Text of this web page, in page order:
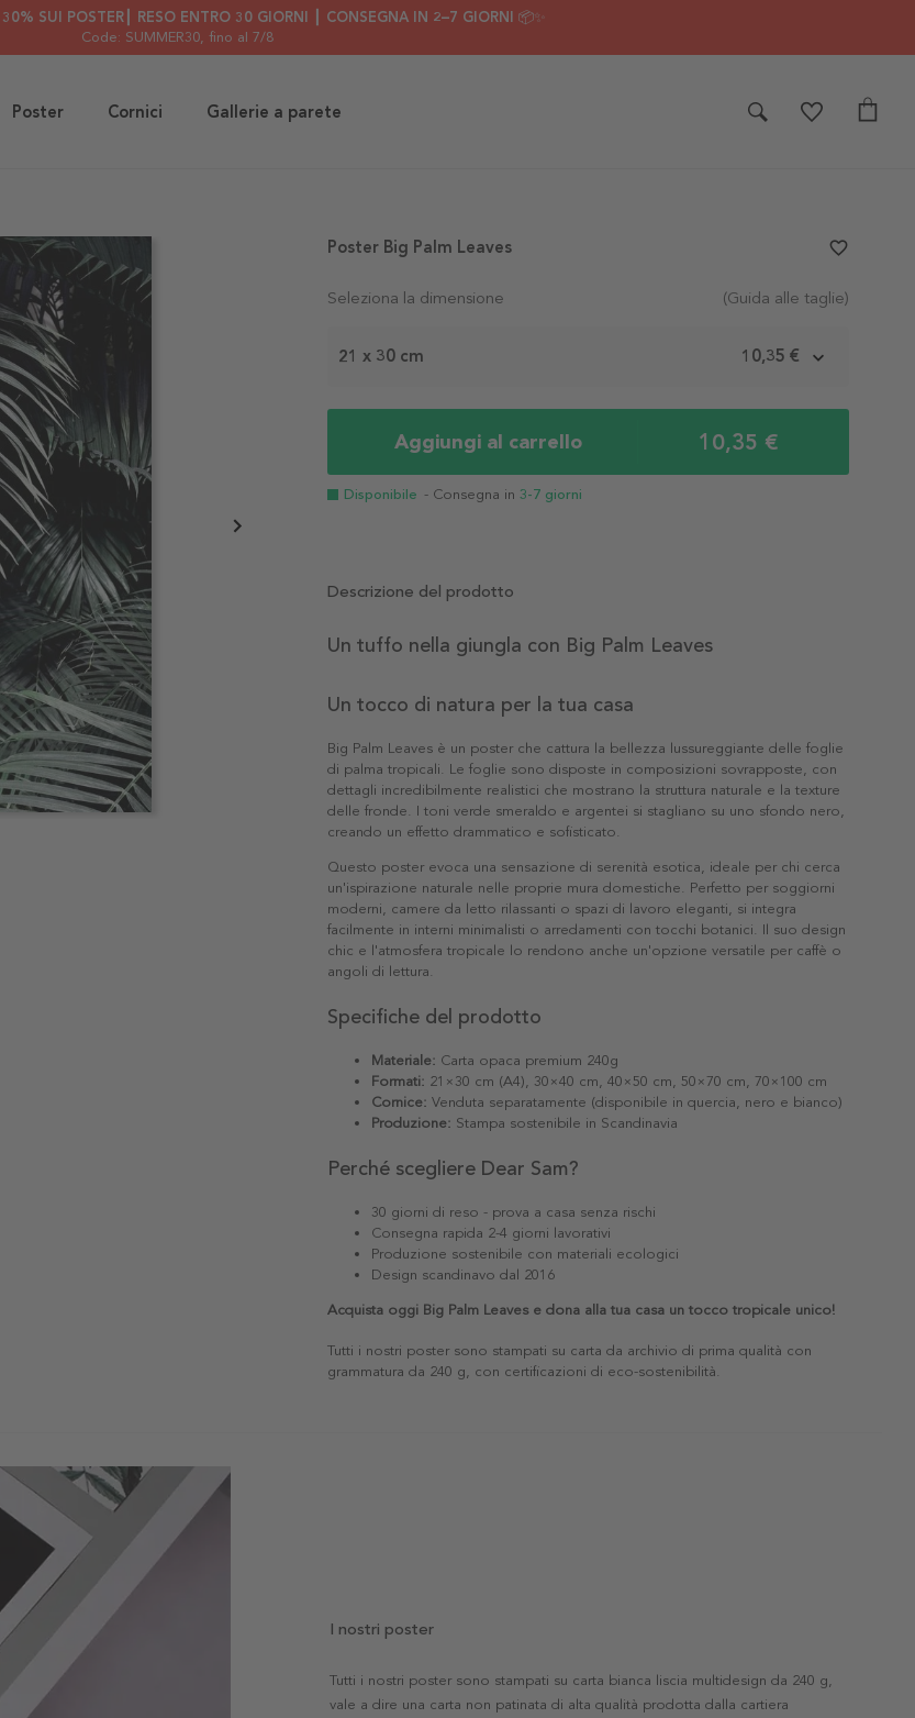
SUI POSTER┃ RESO ENTRO 30 GIORNI ┃ CONSEGNA IN 2–7 GIORNI 📦✨
Code: SUMMER30, fino al 7/8
Poster Cornici Gallerie a parete
Seleziona la dimensione (Guida alle taglie)
21 x 30 cm 10,35 €
Aggiungi al carrello 10,35 €
Disponibile - Consegna in 3-7 giorni
Poster Big Palm Leaves favorite_border
Descrizione del prodotto
Un tuffo nella giungla con Big Palm Leaves
Un tocco di natura per la tua casa
Big Palm Leaves è un poster che cattura la bellezza lussureggiante delle foglie
di palma tropicali. Le foglie sono disposte in composizioni sovrapposte, con
dettagli incredibilmente realistici che mostrano la struttura naturale e la texture
delle fronde. I toni verde smeraldo e argentei si stagliano su uno sfondo nero,
creando un effetto drammatico e sofisticato.
Questo poster evoca una sensazione di serenità esotica, ideale per chi cerca
un'ispirazione naturale nelle proprie mura domestiche. Perfetto per soggiorni
moderni, camere da letto rilassanti o spazi di lavoro eleganti, si integra
facilmente in interni minimalisti o arredamenti con tocchi botanici. Il suo design
chic e l'atmosfera tropicale lo rendono anche un'opzione versatile per caffè o
angoli di lettura.
Specifiche del prodotto
Materiale: Carta opaca premium 240g
Formati: 21×30 cm (A4), 30×40 cm, 40×50 cm, 50×70 cm, 70×100 cm
Cornice: Venduta separatamente (disponibile in quercia, nero e bianco)
Produzione: Stampa sostenibile in Scandinavia
Perché scegliere Dear Sam?
30 giorni di reso - prova a casa senza rischi
Consegna rapida 2-4 giorni lavorativi
Produzione sostenibile con materiali ecologici
Design scandinavo dal 2016
Acquista oggi Big Palm Leaves e dona alla tua casa un tocco tropicale unico!
Tutti i nostri poster sono stampati su carta da archivio di prima qualità con
grammatura da 240 g, con certificazioni di eco-sostenibilità.
I nostri poster
Tutti i nostri poster sono stampati su carta bianca liscia multidesign da 240 g,
vale a dire una carta non patinata di alta qualità prodotta dalla cartiera